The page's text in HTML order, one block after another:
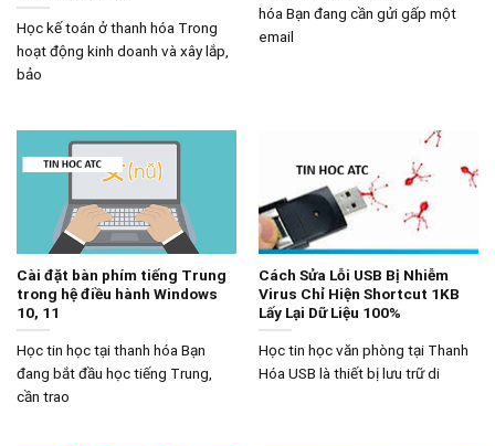
Học kế toán ở thanh hóa Trong
hoạt động kinh doanh và xây lắp,
bảo
hóa Bạn đang cần gửi gấp một
email
Cài đặt bàn phím tiếng Trung
trong hệ điều hành Windows
10, 11
Học tin học tại thanh hóa Bạn
đang bắt đầu học tiếng Trung,
cần trao
Cách Sửa Lỗi USB Bị Nhiễm
Virus Chỉ Hiện Shortcut 1KB
Lấy Lại Dữ Liệu 100%
Học tin học văn phòng tại Thanh
Hóa USB là thiết bị lưu trữ di